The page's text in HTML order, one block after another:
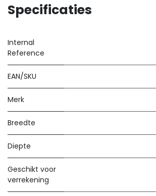
Specificaties
Internal
Reference
EAN/SKU
Merk
Breedte
Diepte
Geschikt voor
verrekening